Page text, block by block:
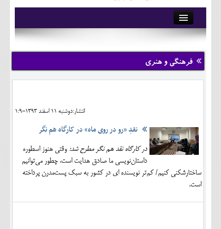
آرشیو
تماس با ما
وبلاگ
کلینیک
حقوقی
محیط زیست و گردشگری
فرهنگی و هنری
انتشار:دوشنبه 11 اسفند 1393-1:9
نقدِ «رو در روی ماه» در کارگاه هم نگر
در کارگاه نقد هم نگر مطرح شد: وقتی هنوز اسطوره
داستان‌نویسی ما صادق هدایت است، چطور می‌توانیم
ساختارشکنی کنیم/ کم‌تر نویسنده ای در کشور به سبک پست‌مدرن پرداخته
است.